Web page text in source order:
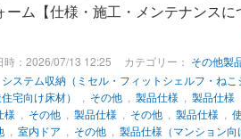
ム【仕様・施工・メンテナンスに
時：2026/07/13 12:25 カテゴリー： その他製
システム収納（ミセル・フィットシェルフ・ねこ
宅向け床材） その他, 製品仕様, 製品仕様,
様, その他, 製品仕様, その他, 製品仕様,
, 室内ドア その他, 製品仕様（マンション向